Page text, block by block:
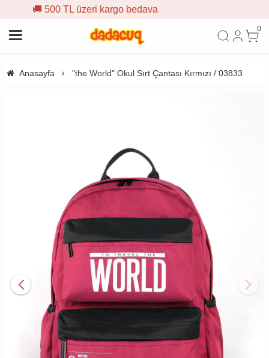
0
Anasayfa "the World" Okul Sırt Çantası Kırmızı / 03833